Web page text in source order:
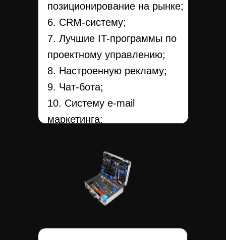
позиционирование на рынке;
6. CRM-систему;
7. Лучшие IT-программы по
проектному управлению;
8. Настроенную рекламу;
9. Чат-бота;
10. Систему e-mail
маркетинга;